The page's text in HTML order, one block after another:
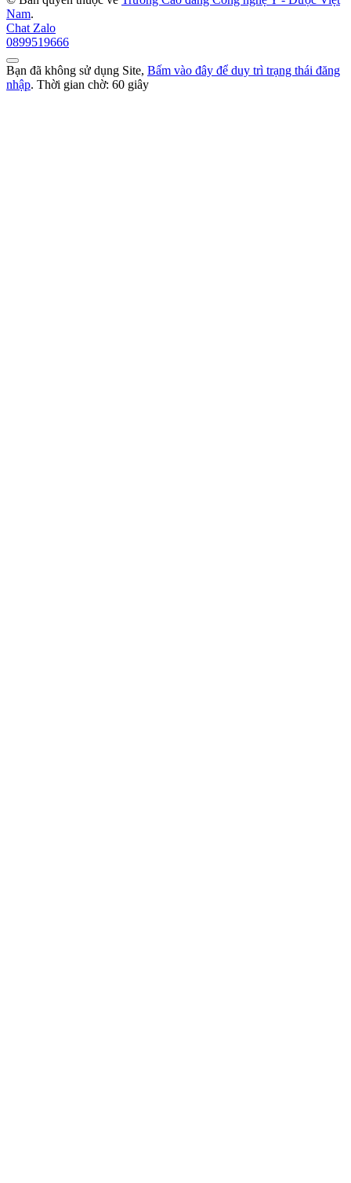
Nam.
Chat Zalo
0899519666
Bạn đã không sử dụng Site, Bấm vào đây để duy trì trạng thái đăng
nhập. Thời gian chờ: 60 giây